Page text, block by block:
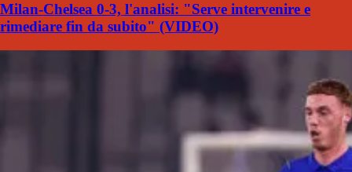
Milan-Chelsea 0-3, l'analisi: "Serve intervenire e
rimediare fin da subito" (VIDEO)